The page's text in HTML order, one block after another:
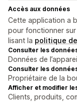
Accès aux données
Cette application a
pour fonctionner
lisant la politique
Consulter les
Données de
Consulter les
Propriétaire de la
Afficher et modifier
Clients, produits,